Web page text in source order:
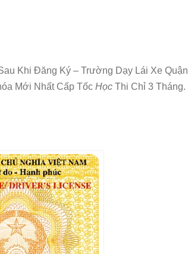
Khi Đăng Ký – Trường Dạy Lái Xe Quận
Mới Nhất Cấp Tốc Học Thi Chỉ 3 Tháng.